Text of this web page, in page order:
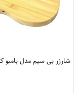
شارژر بی سیم مدل بامبو کد